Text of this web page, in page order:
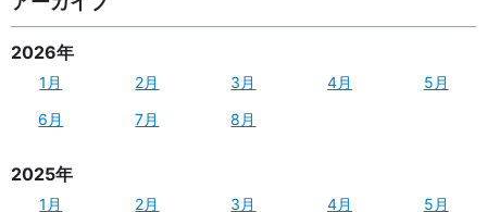
2026年
1月 2月 3月 4月
5月
6月
7月 8月
2025年
1月 2月 3月 4月
5月